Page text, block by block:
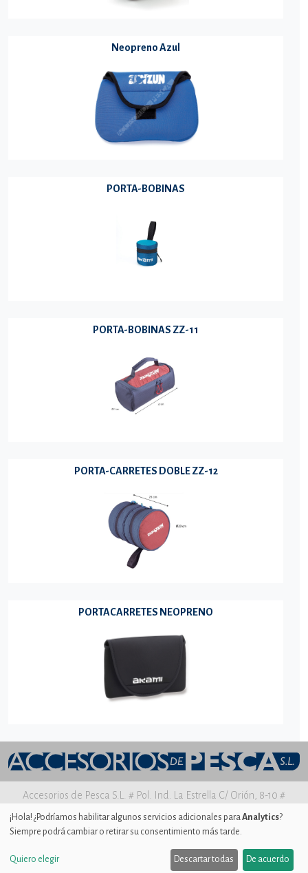
Neopreno Azul
PORTA-BOBINAS
PORTA-BOBINAS ZZ-11
PORTA-CARRETES DOBLE ZZ-12
PORTACARRETES NEOPRENO
Accesorios de Pesca S.L. # Pol. Ind. La Estrella C/ Orión, 8-10 #
30500 MOLINA DE SEGURA Murcia
Aviso legal
¡Hola! ¿Podríamos habilitar algunos servicios adicionales paraAnalytics?
Siempre podrá cambiar o retirar su consentimiento más tarde.
Quiero elegir Descartar todas De acuerdo